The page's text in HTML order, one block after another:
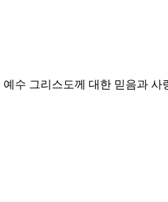
예수 그리스도께 대한 믿음과